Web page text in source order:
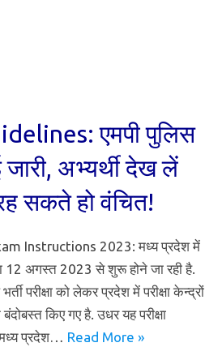
एमपी पुलिस
जारी, अभ्यर्थी देख लें
रह सकते हो वंचित!
Instructions 2023: मध्य प्रदेश में
12 अगस्त 2023 से शुरू होने जा रही है.
परीक्षा को लेकर प्रदेश में परीक्षा केन्द्रों
किए गए है. उधर यह परीक्षा
प्रदेश… Read More »